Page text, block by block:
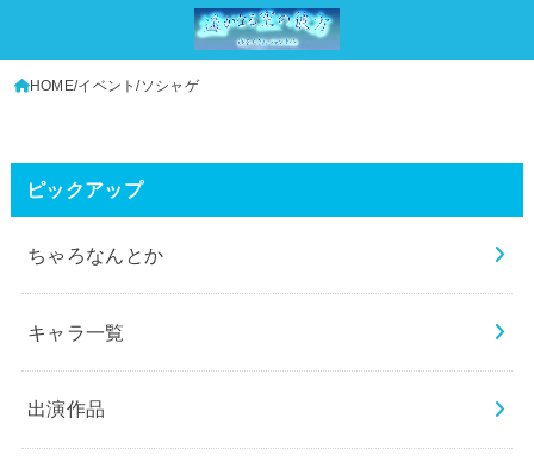
HOME イベント ソシャゲ
ピックアップ
ちゃろなんとか
キャラ一覧
出演作品